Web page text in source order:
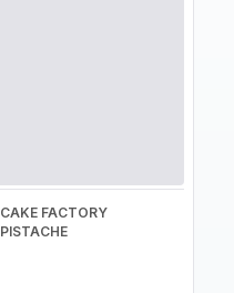
CAKE FACTORY
PISTACHE